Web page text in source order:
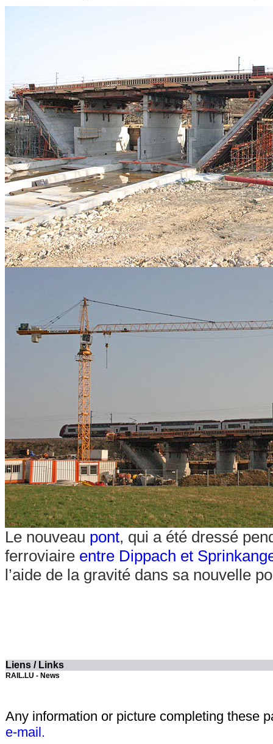
Le nouveau pont, qui a été dressé
ferroviaire entre Dippach et
l’aide de la gravité dans sa nouvelle
Liens / Links
RAIL.LU - News
Any information or picture completing these
e-mail.